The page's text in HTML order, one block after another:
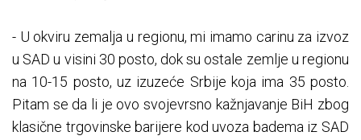
- U okviru zemalja u regionu, mi imamo carinu za izvoz
u SAD u visini 30 posto, dok su ostale zemlje u regionu
na 10-15 posto, uz izuzeće Srbije koja ima 35 posto.
Pitam se da li je ovo svojevrsno kažnjavanje BiH zbog
klasične trgovinske barijere kod uvoza badema iz SAD